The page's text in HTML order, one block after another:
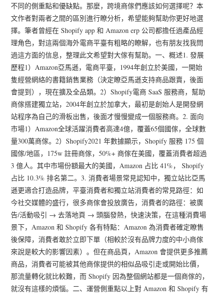
不同的側重點和優缺點。那麼，跨境商傢們應該如何選擇呢？本
文作者對兩者之間的區別進行瞭分析，希望能夠幫助你更好地選
擇。筆者曾經在 Shopify app 和 Amazon erp 公司都擔任過產品經
理角色，對這兩個海外電商平臺有粗略的瞭解，也有朋友找我問
過這方面的信息，整理此文希望對大傢有幫助。一、概述1. 發展
歷程1）Amazon亞馬遜，電商平臺，1994年創立於美國，一開始
隻經營網絡的書籍銷售業務（決定瞭亞馬遜支持商品跟賣，後面
會提到），現在擴及全品類。2）Shopify電商 SaaS 服務商，幫助
商傢搭建獨立站，2004年創立於加拿大，最初是創始人是開發網
站程序為自己的滑板出售，後面才慢慢變成一個服務商。2. 面向
市場1）Amazon全球活躍消費者高達4億，覆蓋65個國傢，全球數
量300萬商傢。2）Shopify2021 年數據顯示，Shopify 服務 175 個
國傢/地區，175w 註冊商傢，50%+ 商傢在美國，覆蓋消費者超過
3 億人。其中市場份額最大的美國，Amazon 占比 41%， Shopify
占比 10.3% 排名第二。3. 消費者場景常見認知中，獨立站比亞馬
遜更適合打造品牌，平臺消費者和獨立站消費者的常見路徑：如
今社交媒體的盛行，很多商傢會投放廣告，消費者的路徑：被廣
告/活動吸引 → 去落地頁 → 頭腦發熱，快速決策，在這種消費場
景下，Amazon 和 Shopify 各有特點：Amazon 為消費者確定瞭售
後保障，消費者敢於立即下單（相較於沒有品牌力度的中小商傢
來說是較大的影響因素）。但在商品頁，Amazon 會提供更多推薦
商品，消費者可能被其他商傢提供的相似品吸引走或開始比價，
那流量轉化就比較難，而 Shopify 因為整個網站都是一個商傢的，
就沒有這樣的煩惱。二、運營側重點以上對 Amazon 和 Shopify 有